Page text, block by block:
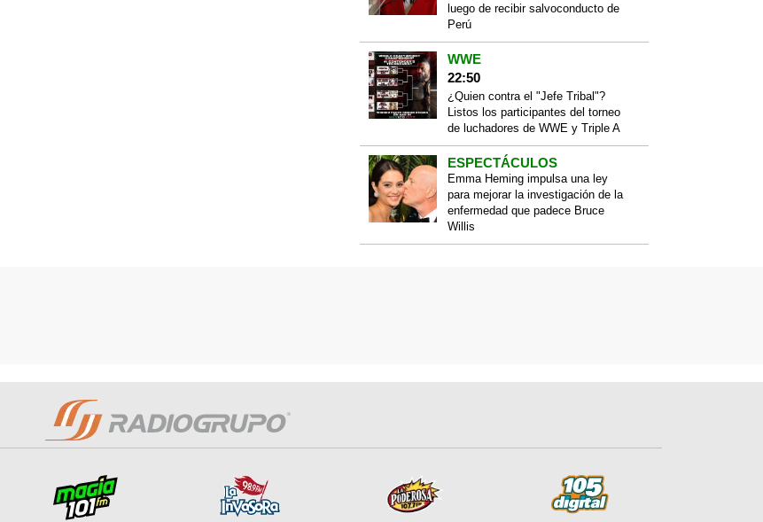
luego de recibir salvoconducto de
Perú
WWE
22:50
¿Quien contra el "Jefe Tribal"?
Listos los participantes del torneo
de luchadores de WWE y Triple A
ESPECTÁCULOS
Emma Heming impulsa una ley
para mejorar la investigación de la
enfermedad que padece Bruce
Willis